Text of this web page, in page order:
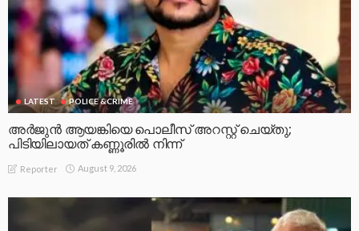
LATEST POLICE &CRIME
അർജുൻ ആയങ്കിയെ പൊലീസ് അറസ്റ്റ് ചെയ്‌തു;
പിടിയിലായത് കണ്ണൂരിൽ നിന്ന്
Reporter August 9, 2026